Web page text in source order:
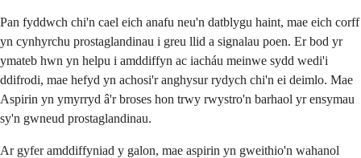
Pan fyddwch chi'n cael eich anafu neu'n datblygu haint, mae eich corff
yn cynhyrchu prostaglandinau i greu llid a signalau poen. Er bod yr
ymateb hwn yn helpu i amddiffyn ac iacháu meinwe sydd wedi'i
ddifrodi, mae hefyd yn achosi'r anghysur rydych chi'n ei deimlo. Mae
Aspirin yn ymyrryd â'r broses hon trwy rwystro'n barhaol yr ensymau
sy'n gwneud prostaglandinau.
Ar gyfer amddiffyniad y galon, mae aspirin yn gweithio'n wahanol